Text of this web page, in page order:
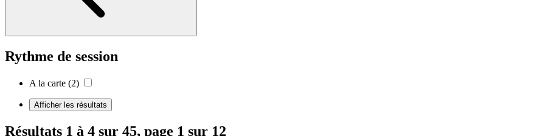
Rythme de session
A la carte (2)
Afficher les résultats
Résultats 1 à 4 sur 45, page 1 sur 12